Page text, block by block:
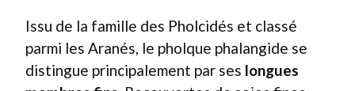
Issu de la famille des Pholcidés et classé
parmi les Aranés, le pholque phalangide se
distingue principalement par ses longues